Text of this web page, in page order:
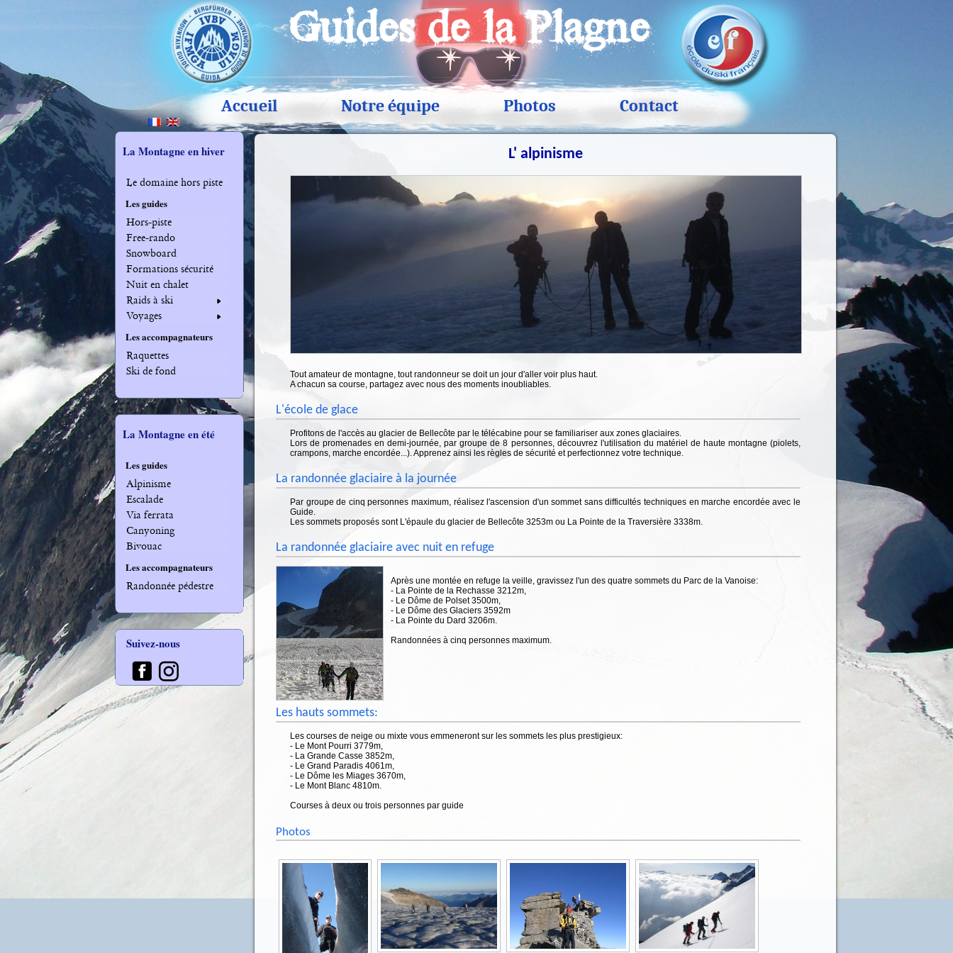
Accueil Notre équipe Photos Contact
La Montagne en hiver
Le domaine hors piste
Les guides
Hors-piste
Free-rando
Snowboard
Formations sécurité
Nuit en chalet
Raids à ski
Voyages
Les accompagnateurs
Raquettes
Ski de fond
La Montagne en été
Les guides
Alpinisme
Escalade
Via ferrata
Canyoning
Bivouac
Les accompagnateurs
Randonnée pédestre
Suivez-nous
L' alpinisme
Tout amateur de montagne, tout randonneur se doit un jour d'aller voir plus haut.
A chacun sa course, partagez avec nous des moments inoubliables.
L'école de glace
Profitons de l'accès au glacier de Bellecôte par le télécabine pour se familiariser aux zones glaciaires.
Lors de promenades en demi-journée, par groupe de 8 personnes, découvrez l'utilisation du matériel de haute montagne (piolets,
crampons, marche encordée...). Apprenez ainsi les règles de sécurité et perfectionnez votre technique.
La randonnée glaciaire à la journée
Par groupe de cinq personnes maximum, réalisez l'ascension d'un sommet sans difficultés techniques en marche encordée avec le
Guide.
Les sommets proposés sont L'épaule du glacier de Bellecôte 3253m ou La Pointe de la Traversière 3338m.
La randonnée glaciaire avec nuit en refuge
Après une montée en refuge la veille, gravissez l'un des quatre sommets du Parc de la Vanoise:
- La Pointe de la Rechasse 3212m,
- Le Dôme de Polset 3500m,
- Le Dôme des Glaciers 3592m
- La Pointe du Dard 3206m.
Randonnées à cinq personnes maximum.
Les hauts sommets:
Les courses de neige ou mixte vous emmeneront sur les sommets les plus prestigieux:
- Le Mont Pourri 3779m,
- La Grande Casse 3852m,
- Le Grand Paradis 4061m,
- Le Dôme les Miages 3670m,
- Le Mont Blanc 4810m.
Courses à deux ou trois personnes par guide
Photos